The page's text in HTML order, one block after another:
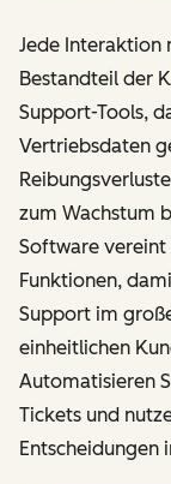
Jede Interaktion
Bestandteil der
Support-Tools,
Vertriebsdaten
zum Wachstum
Software vereint
Funktionen,
Support im
einheitlichen
Automatisieren
Tickets und
Entscheidungen